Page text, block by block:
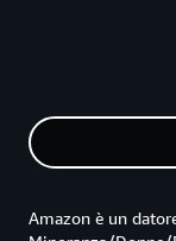
Amazon è un